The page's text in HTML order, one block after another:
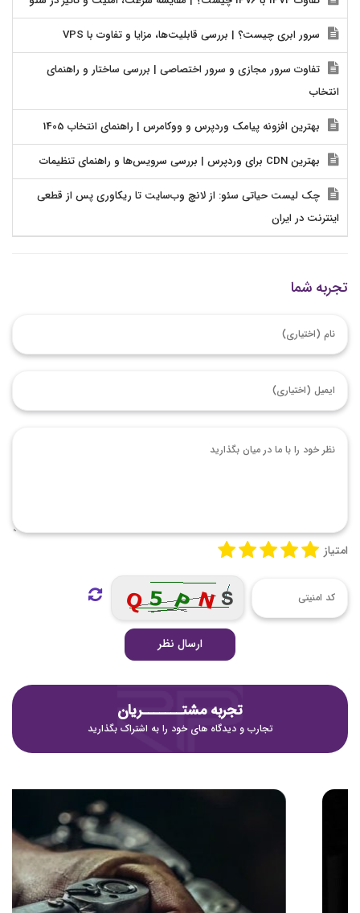
سرور ابری چیست؟ | بررسی قابلیت‌ها، مزایا و تفاوت با VPS
تفاوت سرور مجازی و سرور اختصاصی | بررسی ساختار و راهنمای
انتخاب
بهترین افزونه پیامک وردپرس و ووکامرس | راهنمای انتخاب 1405
بهترین CDN برای وردپرس | بررسی سرویس‌ها و راهنمای تنظیمات
چک لیست حیاتی سئو: از لانچ وب‌سایت تا ریکاوری پس از قطعی
اینترنت در ایران
تجربه شما
امتیاز
ارسال نظر
تجربه مشتـــــــریان
تجارب و دیدگاه های خود را به اشتراک بگذارید